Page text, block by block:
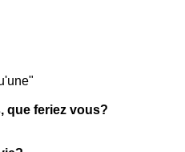
que feriez vous?